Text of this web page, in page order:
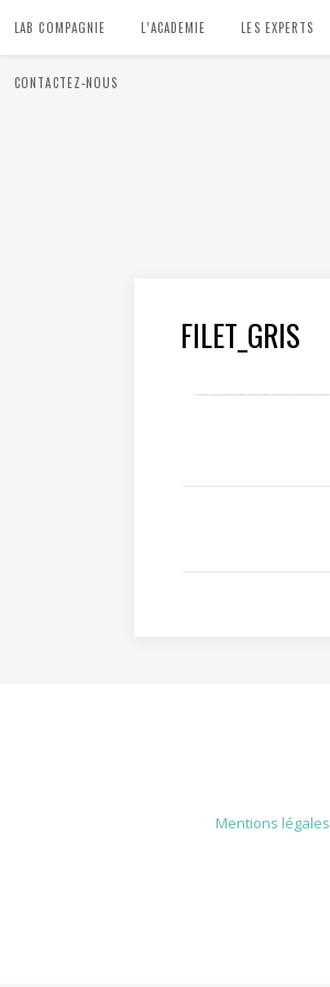
LAB COMPAGNIE L’ACADEMIE LES EXPERTS
CONTACTEZ-NOUS
FILET_GRIS
Mentions légales